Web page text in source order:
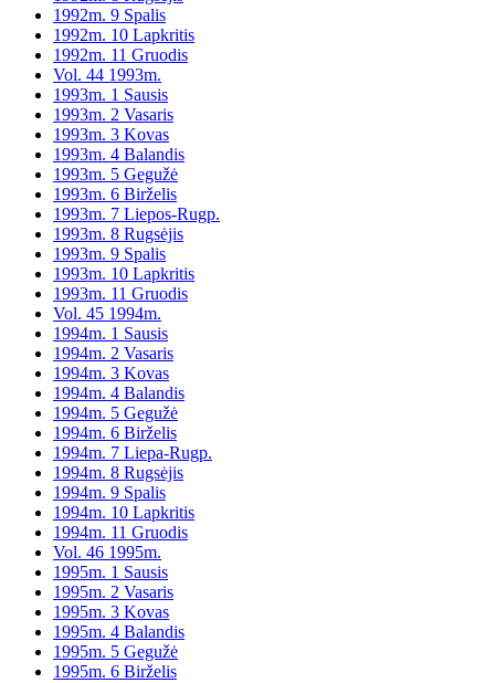
1992m. 9 Spalis
1992m. 10 Lapkritis
1992m. 11 Gruodis
Vol. 44 1993m.
1993m. 1 Sausis
1993m. 2 Vasaris
1993m. 3 Kovas
1993m. 4 Balandis
1993m. 5 Gegužė
1993m. 6 Birželis
1993m. 7 Liepos-Rugp.
1993m. 8 Rugsėjis
1993m. 9 Spalis
1993m. 10 Lapkritis
1993m. 11 Gruodis
Vol. 45 1994m.
1994m. 1 Sausis
1994m. 2 Vasaris
1994m. 3 Kovas
1994m. 4 Balandis
1994m. 5 Gegužė
1994m. 6 Birželis
1994m. 7 Liepa-Rugp.
1994m. 8 Rugsėjis
1994m. 9 Spalis
1994m. 10 Lapkritis
1994m. 11 Gruodis
Vol. 46 1995m.
1995m. 1 Sausis
1995m. 2 Vasaris
1995m. 3 Kovas
1995m. 4 Balandis
1995m. 5 Gegužė
1995m. 6 Birželis